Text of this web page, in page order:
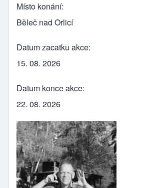
Místo konání
Běleč nad Orlicí
Datum zacatku akce
15. 08. 2026
Datum konce akce
22. 08. 2026